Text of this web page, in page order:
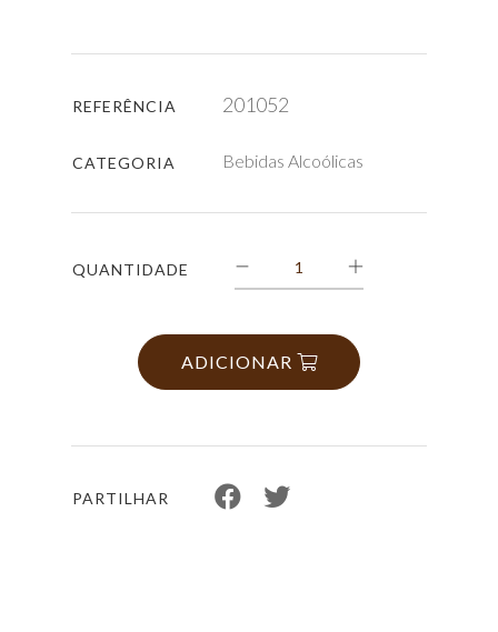
REFERÊNCIA 201052
CATEGORIA Bebidas Alcoólicas
QUANTIDADE
ADICIONAR
PARTILHAR